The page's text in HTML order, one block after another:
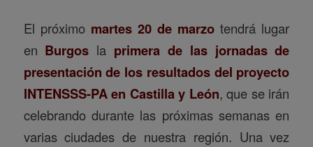
El próximo martes 20 de marzo tendrá lugar
en Burgos la primera de las jornadas de
presentación de los resultados del proyecto
INTENSSS-PA en Castilla y León, que se irán
celebrando durante las próximas semanas en
varias ciudades de nuestra región. Una vez